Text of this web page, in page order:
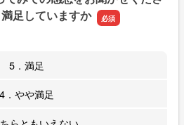
足していますか
5．満足
4．やや満足